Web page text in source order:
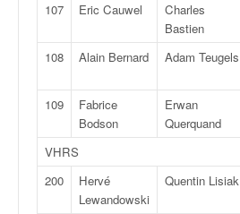
107 Eric Cauwel
Charles
Bastien
108 Alain Bernard Adam Teugels
109
Fabrice
Bodson
Erwan
Querquand
VHRS
200
Hervé
Lewandowski
Quentin Lisiak